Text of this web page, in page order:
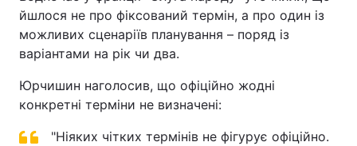
йшлося не про фіксований термін, а про один із
можливих сценаріїв планування – поряд із
варіантами на рік чи два.
Юрчишин наголосив, що офіційно жодні
конкретні терміни не визначені:
"Ніяких чітких термінів не фігурує офіційно.